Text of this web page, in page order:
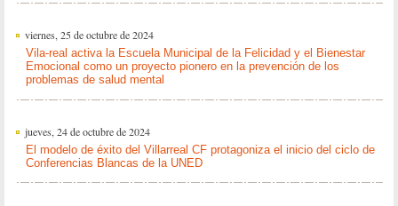
viernes, 25 de octubre de 2024
Vila-real activa la Escuela Municipal de la Felicidad y el Bienestar
Emocional como un proyecto pionero en la prevención de los
problemas de salud mental
jueves, 24 de octubre de 2024
El modelo de éxito del Villarreal CF protagoniza el inicio del ciclo de
Conferencias Blancas de la UNED